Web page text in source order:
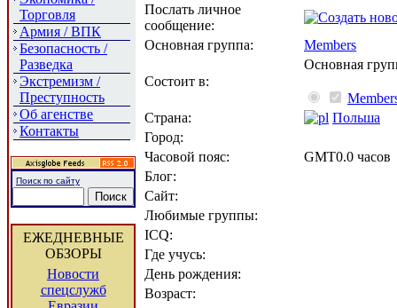
Торговля
Армия / ВПК
Безопасность /
Разведка
Экстремизм /
Преступность
Об агенстве
Контакты
Поиск по сайту
ЕЖЕДНЕВНЫЕ
ОБЗОРЫ
Новости
спецслужб
Послать личное
сообщение:
Основная группа:
Members
Состоит в:
Основная
Страна:
Польша
Город:
Часовой пояс:
GMT0.0 часов
Блог:
Сайт:
Любимые группы:
ICQ:
Где учусь:
День рождения:
Возраст: